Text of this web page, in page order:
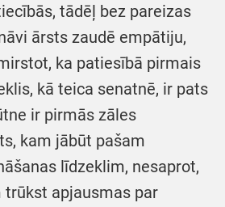
tādēļ bez pareizas
ārsts zaudē empātiju,
ka patiesībā pirmais
kā teica senatnē, ir pats
ir pirmās zāles
kam jābūt pašam
līdzeklim, nesaprot,
trūkst apjausmas par